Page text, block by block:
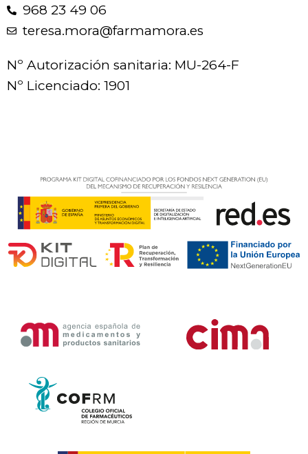
968 23 49 06
teresa.mora@farmamora.es
Nº Autorización sanitaria: MU-264-F
Nº Licenciado: 1901